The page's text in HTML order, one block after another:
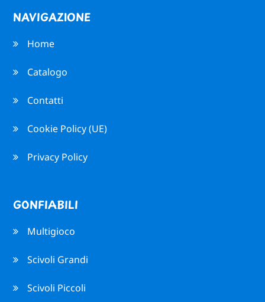
NAVIGAZIONE
Home
Catalogo
Contatti
Cookie Policy (UE)
Privacy Policy
GONFIABILI
Multigioco
Scivoli Grandi
Scivoli Piccoli